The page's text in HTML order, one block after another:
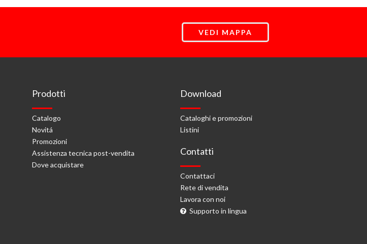
VEDI MAPPA
Prodotti
Catalogo
Novitá
Promozioni
Assistenza tecnica post-vendita
Dove acquistare
Download
Cataloghi e promozioni
Listini
Contatti
Contattaci
Rete di vendita
Lavora con noi
Supporto in lingua